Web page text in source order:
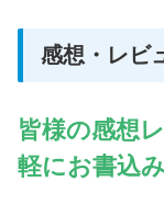
感想・レビ
皆様の感想
軽にお書込